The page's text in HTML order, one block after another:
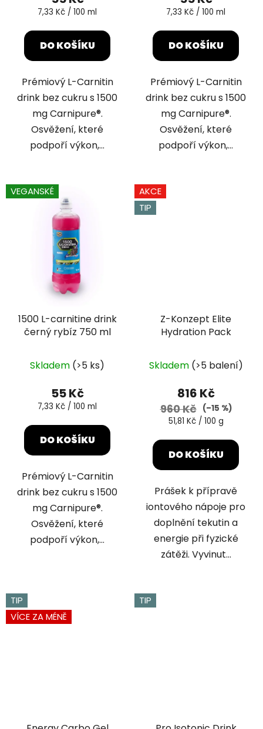
je
z
Měrná
7,33 Kč / 100 ml
DO KOŠÍKU
Prémiový L-Carnitin
drink bez cukru s 1500
mg Carnipure®.
Osvěžení, které
podpoří výkon,...
Měrná
7,33 Kč / 100 ml
DO KOŠÍKU
Prémiový L-Carnitin
drink bez cukru s 1500
mg Carnipure®.
Osvěžení, které
podpoří výkon,...
VEGANSKÉ
1500 L-carnitine drink
černý rybíz 750 ml
hodnocení
produktu
je
z
Skladem (>5 ks)
55 Kč
Měrná
7,33 Kč / 100 ml
DO KOŠÍKU
Prémiový L-Carnitin
drink bez cukru s 1500
mg Carnipure®.
Osvěžení, které
podpoří výkon,...
AKCE
TIP
Z-Konzept Elite
Hydration Pack
Skladem (>5 balení)
816 Kč
960 Kč
(–15 %)
Měrná
51,81 Kč / 100 g
DO KOŠÍKU
Prášek k přípravě
iontového nápoje pro
doplnění tekutin a
energie při fyzické
zátěži. Vyvinut...
TIP
VÍCE ZA MÉNĚ
TIP